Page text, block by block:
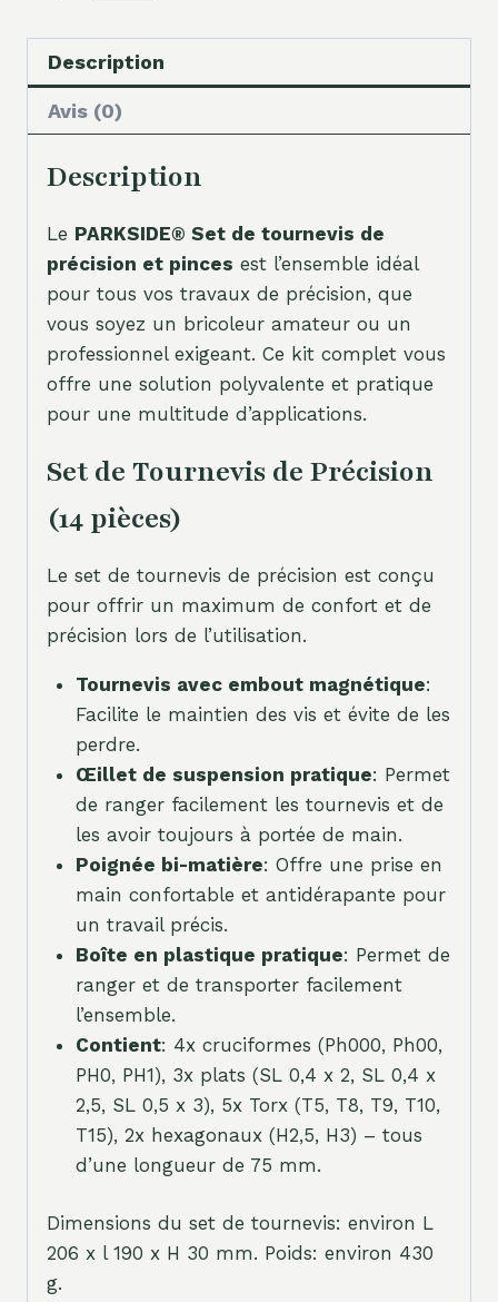
Description
Avis (0)
Description
Le PARKSIDE® Set de tournevis de
précision et pinces est l’ensemble idéal
pour tous vos travaux de précision, que
vous soyez un bricoleur amateur ou un
professionnel exigeant. Ce kit complet vous
offre une solution polyvalente et pratique
pour une multitude d’applications.
Set de Tournevis de Précision
(14 pièces)
Le set de tournevis de précision est conçu
pour offrir un maximum de confort et de
précision lors de l’utilisation.
Tournevis avec embout magnétique:
Facilite le maintien des vis et évite de les
perdre.
Œillet de suspension pratique: Permet
de ranger facilement les tournevis et de
les avoir toujours à portée de main.
Poignée bi-matière: Offre une prise en
main confortable et antidérapante pour
un travail précis.
Boîte en plastique pratique: Permet de
ranger et de transporter facilement
l’ensemble.
Contient: 4x cruciformes (Ph000, Ph00,
PH0, PH1), 3x plats (SL 0,4 x 2, SL 0,4 x
2,5, SL 0,5 x 3), 5x Torx (T5, T8, T9, T10,
T15), 2x hexagonaux (H2,5, H3) – tous
d’une longueur de 75 mm.
Dimensions du set de tournevis: environ L
206 x l 190 x H 30 mm. Poids: environ 430
g.